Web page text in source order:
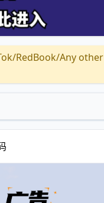
RedBook/Any other